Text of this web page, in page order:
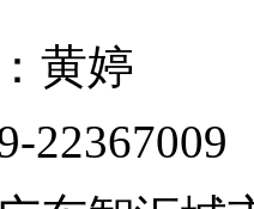
黄婷
22367009